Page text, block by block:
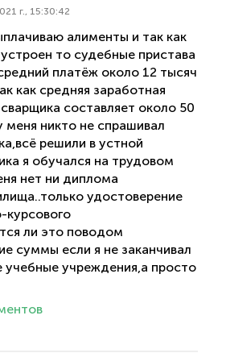
г., 15:30:42
алименты и так как
то судебные пристава
платёж около 12 тысяч
как средняя заработная
составляет около 50
меня никто не спрашивал
решили в устной
я обучался на трудовом
нет ни диплома
удостоверение
курсового
ли это поводом
суммы если я не заканчивал
учебные учреждения,а просто